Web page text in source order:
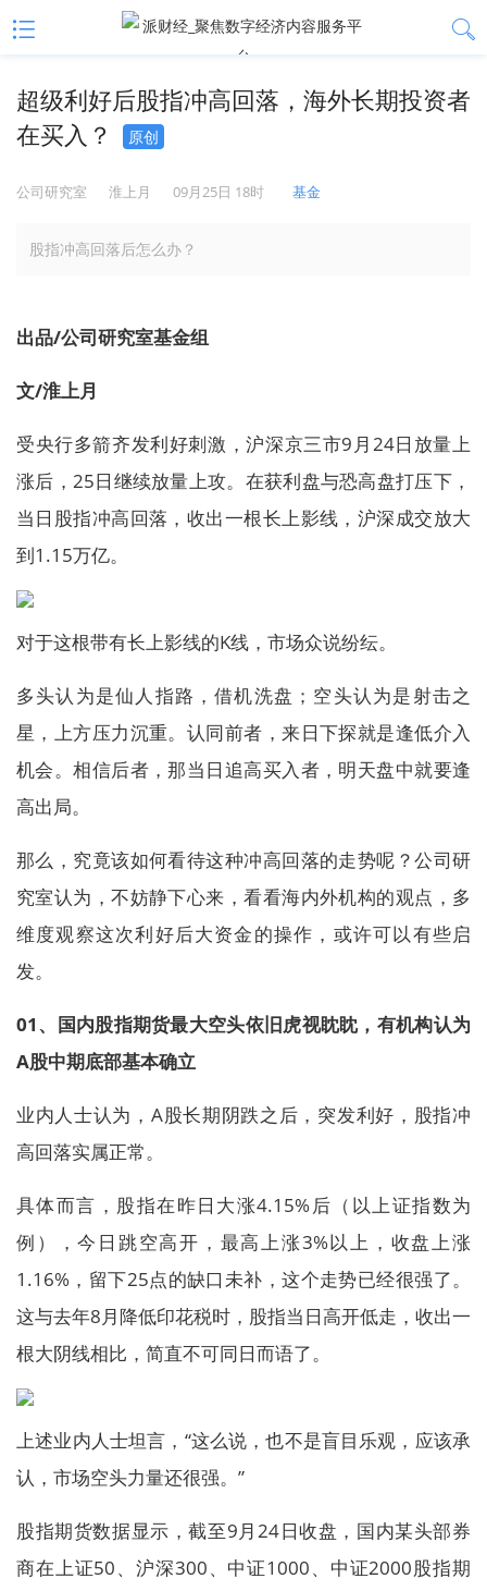
超级利好后股指冲高回落，海外长期投资者
在买入？
原创
公司研究室 淮上月 09月25日 18时 基金
股指冲高回落后怎么办？
出品/公司研究室基金组
文/淮上月
受央行多箭齐发利好刺激，沪深京三市9月24日放量上
涨后，25日继续放量上攻。在获利盘与恐高盘打压下，
当日股指冲高回落，收出一根长上影线，沪深成交放大
到1.15万亿。
对于这根带有长上影线的K线，市场众说纷纭。
多头认为是仙人指路，借机洗盘；空头认为是射击之
星，上方压力沉重。认同前者，来日下探就是逢低介入
机会。相信后者，那当日追高买入者，明天盘中就要逢
高出局。
那么，究竟该如何看待这种冲高回落的走势呢？公司研
究室认为，不妨静下心来，看看海内外机构的观点，多
维度观察这次利好后大资金的操作，或许可以有些启
发。
01、国内股指期货最大空头依旧虎视眈眈，有机构认为
A股中期底部基本确立
业内人士认为，A股长期阴跌之后，突发利好，股指冲
高回落实属正常。
具体而言，股指在昨日大涨4.15%后（以上证指数为
例），今日跳空高开，最高上涨3%以上，收盘上涨
1.16%，留下25点的缺口未补，这个走势已经很强了。
这与去年8月降低印花税时，股指当日高开低走，收出一
根大阴线相比，简直不可同日而语了。
上述业内人士坦言，“这么说，也不是盲目乐观，应该承
认，市场空头力量还很强。”
股指期货数据显示，截至9月24日收盘，国内某头部券
商在上证50、沪深300、中证1000、中证2000股指期